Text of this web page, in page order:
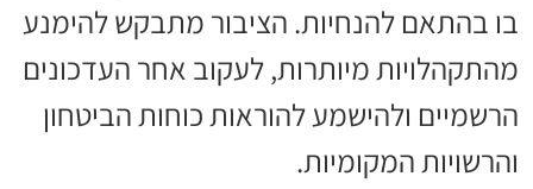
בו בהתאם להנחיות. הציבור מתבקש להימנע
מהתקהלויות מיותרות, לעקוב אחר העדכונים
הרשמיים ולהישמע להוראות כוחות הביטחון
והרשויות המקומיות.